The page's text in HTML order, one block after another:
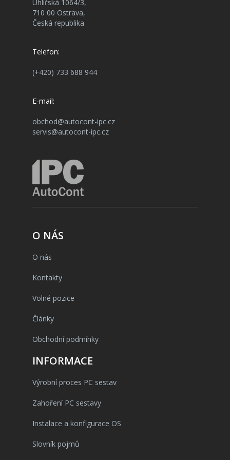
Uhlířská 1064/3,
710 00 Ostrava,
Česká republika
Telefon:
(+420) 733 688 944
E-mail:
obchod@autocont-ipc.cz
servis@autocont-ipc.cz
O NÁS
O nás
Kontakty
Volné pozice
Články
Obchodní podmínky
INFORMACE
Výrobní proces PC sestav
Zahoření PC sestavy
Instalace a konfigurace OS
Slovník pojmů